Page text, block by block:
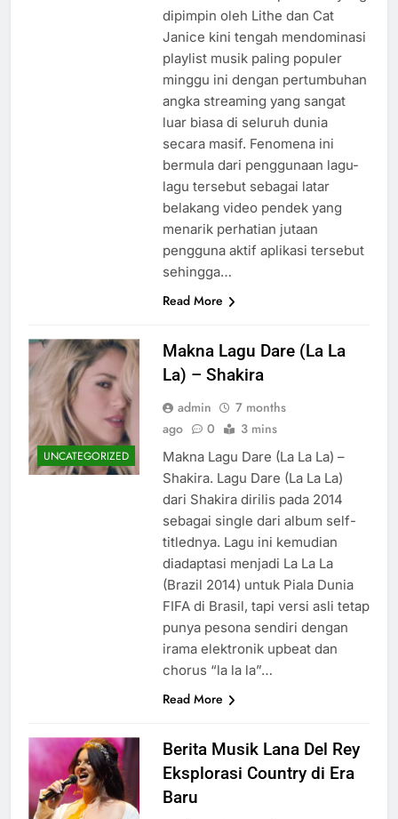
dipimpin oleh Lithe dan Cat
Janice kini tengah mendominasi
playlist musik paling populer
minggu ini dengan pertumbuhan
angka streaming yang sangat
luar biasa di seluruh dunia
secara masif. Fenomena ini
bermula dari penggunaan lagu-
lagu tersebut sebagai latar
belakang video pendek yang
menarik perhatian jutaan
pengguna aktif aplikasi tersebut
sehingga…
Read More
UNCATEGORIZED
Makna Lagu Dare (La La
La) – Shakira
admin
7 months
ago
0 3 mins
Makna Lagu Dare (La La La) –
Shakira. Lagu Dare (La La La)
dari Shakira dirilis pada 2014
sebagai single dari album self-
titlednya. Lagu ini kemudian
diadaptasi menjadi La La La
(Brazil 2014) untuk Piala Dunia
FIFA di Brasil, tapi versi asli tetap
punya pesona sendiri dengan
irama elektronik upbeat dan
chorus “la la la”…
Read More
Berita Musik Lana Del Rey
Eksplorasi Country di Era
Baru